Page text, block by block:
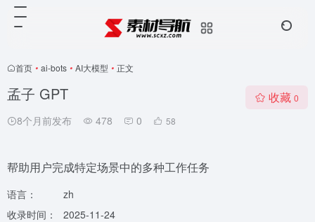
首页 • ai-bots • AI大模型 • 正文
孟子 GPT
8个月前发布 478 0 58
收藏 0
帮助用户完成特定场景中的多种工作任务
语言：
zh
收录时间：
2025-11-24